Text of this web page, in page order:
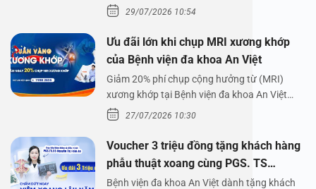
lên,…29/07/2026 10:54
Ưu đãi lớn khi chụp MRI xương khớp
của Bệnh viện đa khoa An Việt
Giảm 20% phí chụp cộng hưởng từ (MRI)
xương khớp tại Bệnh viện đa khoa An Việt
Bệnh viện đa…
27/07/2026 10:30
Voucher 3 triệu đồng tặng khách hàng
phẫu thuật xoang cùng PGS. TS
Nguyễn Thị Hoài An
Bệnh viện đa khoa An Việt dành tặng khách